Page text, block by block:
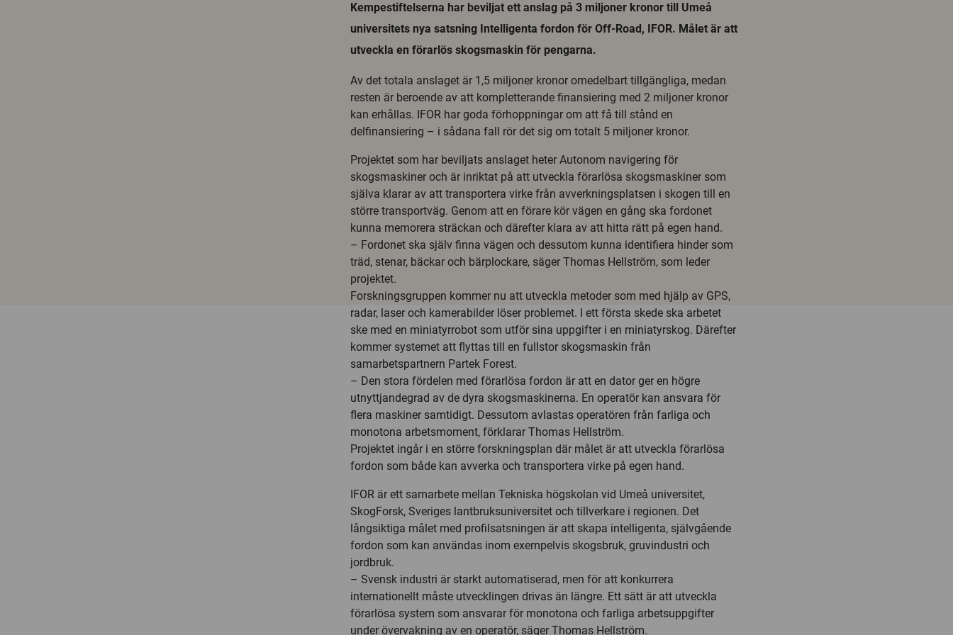
Kempestiftelserna har beviljat ett anslag på 3 miljoner kronor till Umeå
universitets nya satsning Intelligenta fordon för Off-Road, IFOR. Målet är att
utveckla en förarlös skogsmaskin för pengarna.
Av det totala anslaget är 1,5 miljoner kronor omedelbart tillgängliga, medan
resten är beroende av att kompletterande finansiering med 2 miljoner kronor
kan erhållas. IFOR har goda förhoppningar om att få till stånd en
delfinansiering – i sådana fall rör det sig om totalt 5 miljoner kronor.
Projektet som har beviljats anslaget heter Autonom navigering för
skogsmaskiner och är inriktat på att utveckla förarlösa skogsmaskiner som
själva klarar av att transportera virke från avverkningsplatsen i skogen till en
större transportväg. Genom att en förare kör vägen en gång ska fordonet
kunna memorera sträckan och därefter klara av att hitta rätt på egen hand.
– Fordonet ska själv finna vägen och dessutom kunna identifiera hinder som
träd, stenar, bäckar och bärplockare, säger Thomas Hellström, som leder
projektet.
Forskningsgruppen kommer nu att utveckla metoder som med hjälp av GPS,
radar, laser och kamerabilder löser problemet. I ett första skede ska arbetet
ske med en miniatyrrobot som utför sina uppgifter i en miniatyrskog. Därefter
kommer systemet att flyttas till en fullstor skogsmaskin från
samarbetspartnern Partek Forest.
– Den stora fördelen med förarlösa fordon är att en dator ger en högre
utnyttjandegrad av de dyra skogsmaskinerna. En operatör kan ansvara för
flera maskiner samtidigt. Dessutom avlastas operatören från farliga och
monotona arbetsmoment, förklarar Thomas Hellström.
Projektet ingår i en större forskningsplan där målet är att utveckla förarlösa
fordon som både kan avverka och transportera virke på egen hand.
IFOR är ett samarbete mellan Tekniska högskolan vid Umeå universitet,
SkogForsk, Sveriges lantbruksuniversitet och tillverkare i regionen. Det
långsiktiga målet med profilsatsningen är att skapa intelligenta, självgående
fordon som kan användas inom exempelvis skogsbruk, gruvindustri och
jordbruk.
– Svensk industri är starkt automatiserad, men för att konkurrera
internationellt måste utvecklingen drivas än längre. Ett sätt är att utveckla
förarlösa system som ansvarar för monotona och farliga arbetsuppgifter
under övervakning av en operatör, säger Thomas Hellström.